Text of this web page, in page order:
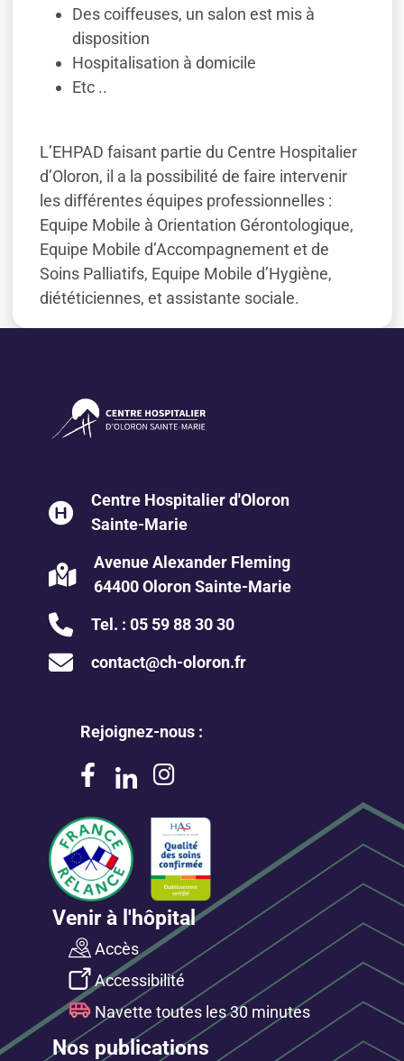
Des coiffeuses, un salon est mis à
disposition
Hospitalisation à domicile
Etc ..
L’EHPAD faisant partie du Centre Hospitalier
d’Oloron, il a la possibilité de faire intervenir
les différentes équipes professionnelles :
Equipe Mobile à Orientation Gérontologique,
Equipe Mobile d’Accompagnement et de
Soins Palliatifs, Equipe Mobile d’Hygiène,
diététiciennes, et assistante sociale.
Centre Hospitalier d'Oloron
Sainte-Marie
Avenue Alexander Fleming
64400 Oloron Sainte-Marie
Tel. : 05 59 88 30 30
contact@ch-oloron.fr
Rejoignez-nous :
Venir à l'hôpital
Accès
Accessibilité
Navette toutes les 30 minutes
Nos publications